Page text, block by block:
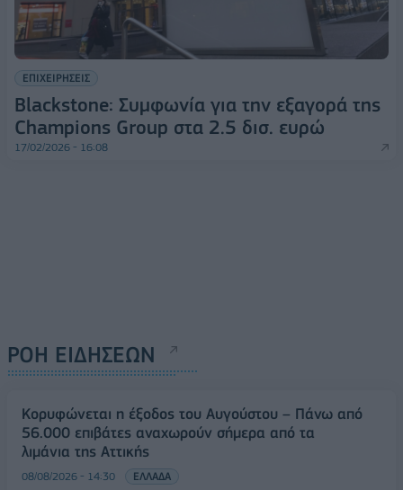
ΕΠΙΧΕΙΡΗΣΕΙΣ
Blackstone: Συμφωνία για την εξαγορά της
Champions Group στα 2.5 δισ. ευρώ
17/02/2026 - 16:08
ΡΟΗ ΕΙΔΗΣΕΩΝ
Κορυφώνεται η έξοδος του Αυγούστου – Πάνω από
56.000 επιβάτες αναχωρούν σήμερα από τα
λιμάνια της Αττικής
08/08/2026 - 14:30 ΕΛΛΑΔΑ